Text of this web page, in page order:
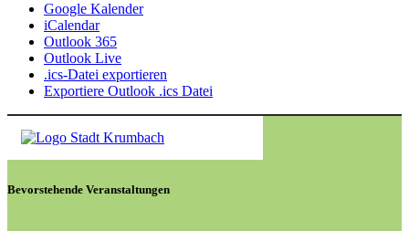
Google Kalender
iCalendar
Outlook 365
Outlook Live
.ics-Datei exportieren
Exportiere Outlook .ics Datei
Bevorstehende Veranstaltungen